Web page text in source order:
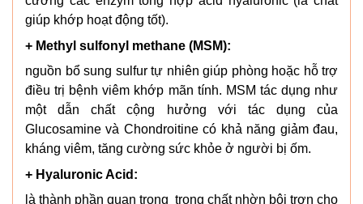
giúp khớp hoạt động tốt).
+ Methyl sulfonyl methane (MSM):
nguồn bổ sung sulfur tự nhiên giúp phòng hoặc hỗ trợ
điều trị bệnh viêm khớp mãn tính. MSM tác dụng như
một dẫn chất cộng hưởng với tác dụng của
Glucosamine và Chondroitine có khả năng giảm đau,
kháng viêm, tăng cường sức khỏe ở người bị ốm.
+ Hyaluronic Acid:
là thành phần quan trọng trong chất nhờn bôi trơn cho